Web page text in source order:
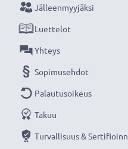
Lähtöjännite / Output
Ampeeri / Output
Teho / Power Watt
Johto
★3 vuoden takuu
Olemme vuonna 2004
verkkokauppa, joka
Jälleenmyyjäksi
Luettelot
Yhteys
Sopimusehdot
Palautusoikeus
Takuu
Turvallisuus &